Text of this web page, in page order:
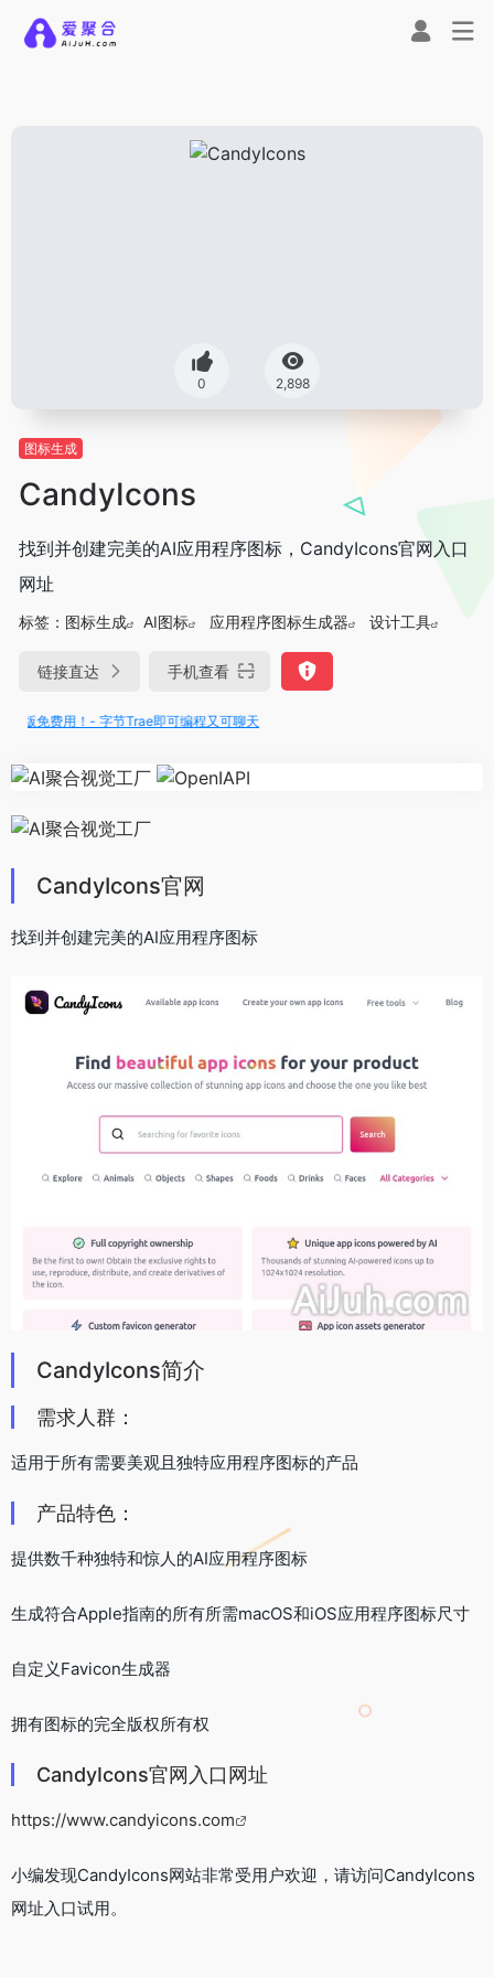
0 2,898
图标生成
CandyIcons
找到并创建完美的AI应用程序图标，CandyIcons官网入口
网址
标签： 图标生成 AI图标 应用程序图标生成器 设计工具
链接直达 手机查看
免费用！- 字节Trae即可编程又可聊天
CandyIcons官网
找到并创建完美的AI应用程序图标
CandyIcons简介
需求人群：
适用于所有需要美观且独特应用程序图标的产品
产品特色：
提供数千种独特和惊人的AI应用程序图标
生成符合Apple指南的所有所需macOS和iOS应用程序图标尺寸
自定义Favicon生成器
拥有图标的完全版权所有权
CandyIcons官网入口网址
https://www.candyicons.com
小编发现CandyIcons网站非常受用户欢迎，请访问CandyIcons
网址入口试用。